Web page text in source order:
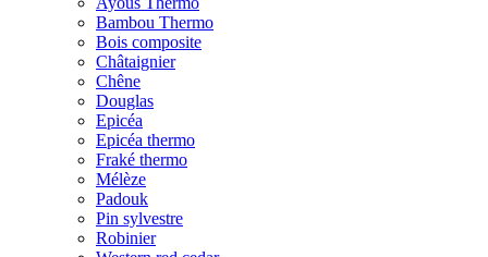
Bambou Thermo
Bois composite
Châtaignier
Chêne
Douglas
Epicéa
Epicéa thermo
Fraké thermo
Mélèze
Padouk
Pin sylvestre
Robinier